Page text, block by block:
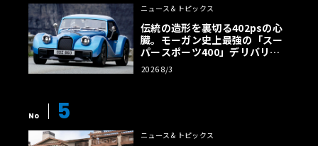
ニュース＆トピックス
伝統の造形を裏切る402psの心
臓。モーガン史上最強の「スー
パースポーツ400」デリバリー
開始
2026 8/3
No 5
ニュース＆トピックス